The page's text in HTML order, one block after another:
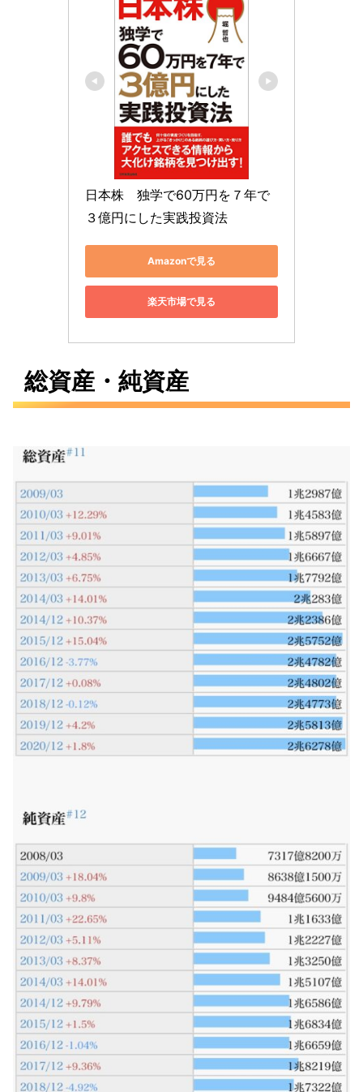
日本株　独学で60万円を７年で
３億円にした実践投資法
Amazonで見る
楽天市場で見る
総資産・純資産